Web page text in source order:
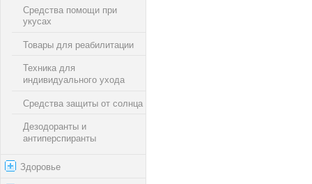
Средства помощи при
укусах
Товары для реабилитации
Техника для
индивидуального ухода
Средства защиты от солнца
Дезодоранты и
антиперспиранты
Здоровье